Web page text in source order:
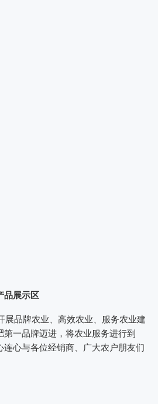
品展示区
展品牌农业、高效农业、服务农业建
一品牌迈进，将农业服务进行到
连心与各位经销商、广大农户朋友们